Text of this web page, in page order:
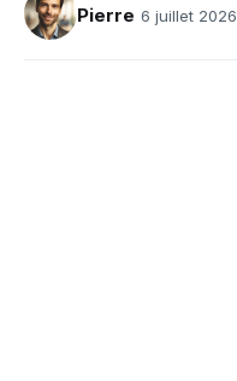
Pierre 6 juillet 2026